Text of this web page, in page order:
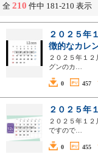
全 210 件中 181-210 表示
２０２５年
徴的なカレ
２０２５年１
グンのカ…
0 457
２０２５年
２０２５年１
ですので…
0 455